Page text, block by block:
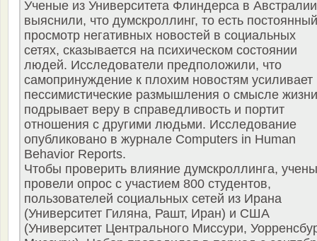
Ученые из Университета Флиндерса в Австралии
выяснили, что думскроллинг, то есть постоянный
просмотр негативных новостей в социальных
сетях, сказывается на психическом состоянии
людей. Исследователи предположили, что
самопринуждение к плохим новостям усиливает
пессимистические размышления о смысле
подрывает веру в справедливость и портит
отношения с другими людьми. Исследование
опубликовано в журнале Computers in Human
Behavior Reports.
Чтобы проверить влияние думскроллинга,
провели опрос с участием 800 студентов,
пользователей социальных сетей из Ирана
(Университет Гиляна, Рашт, Иран) и США
(Университет Центрального Миссури,